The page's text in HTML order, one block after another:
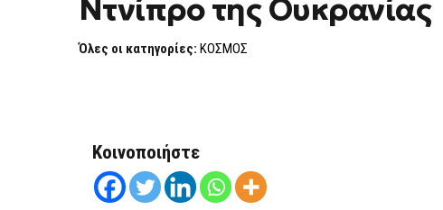
ΈΞΙ
ΤΡΑΥΜΑΤΊΕΣ
ΡΩΣΙΚΉ
Ντνίπρο της Ουκρανίας
Όλες οι κατηγορίες: ΚΟΣΜΟΣ
Κοινοποιήστε